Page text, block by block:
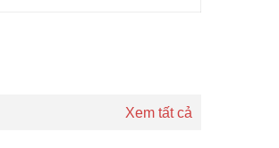
Xem tất cả